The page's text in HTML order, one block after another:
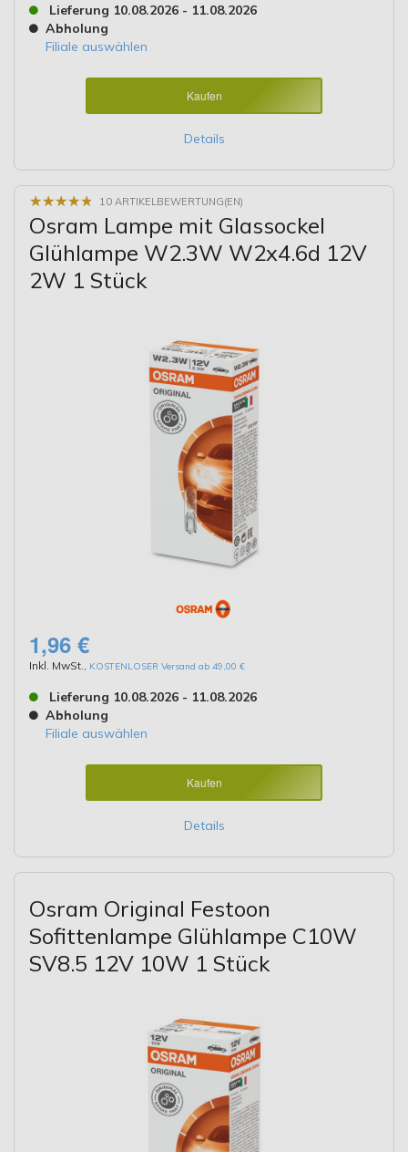
Lieferung 10.08.2026 - 11.08.2026
Abholung
Filiale auswählen
Kaufen
Details
★★★★★
★★★★★ 10 ARTIKELBEWERTUNG(EN)
Osram Lampe mit Glassockel
Glühlampe W2.3W W2x4.6d 12V
2W 1 Stück
1,96 €
Inkl. MwSt. KOSTENLOSER Versand ab 49,00 €
Lieferung 10.08.2026 - 11.08.2026
Abholung
Filiale auswählen
Kaufen
Details
Osram Original Festoon
Sofittenlampe Glühlampe C10W
SV8.5 12V 10W 1 Stück